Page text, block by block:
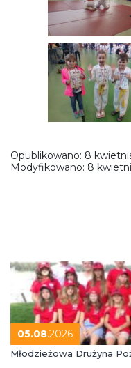
Opublikowano: 8
Modyfikowano: 8
05.08.2026
Młodzieżowa Drużyna